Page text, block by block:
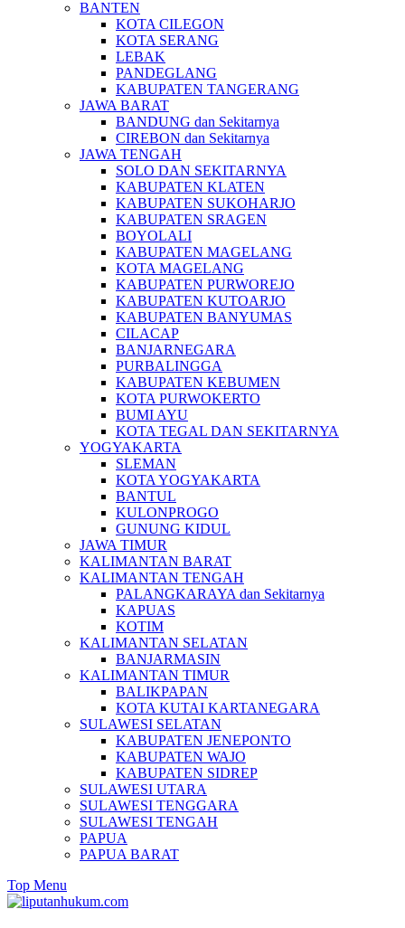
BANTEN
KOTA CILEGON
KOTA SERANG
LEBAK
PANDEGLANG
KABUPATEN TANGERANG
JAWA BARAT
BANDUNG dan Sekitarnya
CIREBON dan Sekitarnya
JAWA TENGAH
SOLO DAN SEKITARNYA
KABUPATEN KLATEN
KABUPATEN SUKOHARJO
KABUPATEN SRAGEN
BOYOLALI
KABUPATEN MAGELANG
KOTA MAGELANG
KABUPATEN PURWOREJO
KABUPATEN KUTOARJO
KABUPATEN BANYUMAS
CILACAP
BANJARNEGARA
PURBALINGGA
KABUPATEN KEBUMEN
KOTA PURWOKERTO
BUMI AYU
KOTA TEGAL DAN SEKITARNYA
YOGYAKARTA
SLEMAN
KOTA YOGYAKARTA
BANTUL
KULONPROGO
GUNUNG KIDUL
JAWA TIMUR
KALIMANTAN BARAT
KALIMANTAN TENGAH
PALANGKARAYA dan Sekitarnya
KAPUAS
KOTIM
KALIMANTAN SELATAN
BANJARMASIN
KALIMANTAN TIMUR
BALIKPAPAN
KOTA KUTAI KARTANEGARA
SULAWESI SELATAN
KABUPATEN JENEPONTO
KABUPATEN WAJO
KABUPATEN SIDREP
SULAWESI UTARA
SULAWESI TENGGARA
SULAWESI TENGAH
PAPUA
PAPUA BARAT
Top Menu